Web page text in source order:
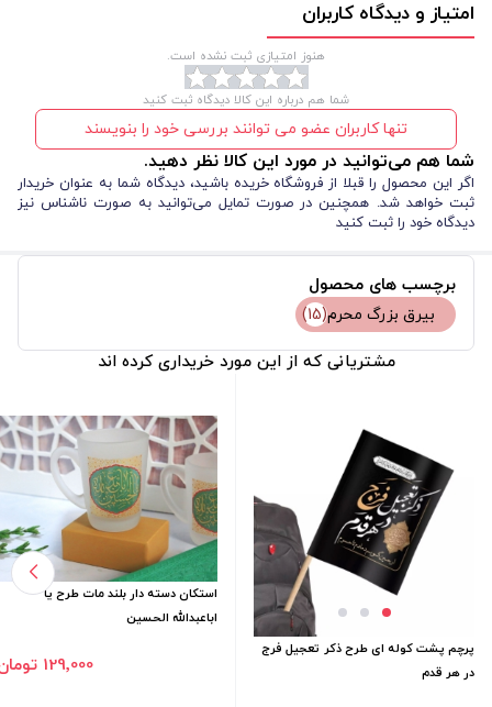
مستطیل عمودی
امتیاز و دیدگاه کاربران
هنوز امتیازی ثبت نشده است.
شما هم درباره این کالا دیدگاه ثبت کنید
تنها کاربران عضو می توانند بررسی خود را بنویسند
شما هم می‌توانید در مورد این کالا نظر دهید.
اگر این محصول را قبلا از فروشگاه خریده باشید، دیدگاه شما به عنوان خریدار
ثبت خواهد شد. همچنین در صورت تمایل می‌توانید به صورت ناشناس نیز
دیدگاه خود را ثبت کنید
برچسب های محصول
بیرق بزرگ محرم(15)
مشتریانی که از این مورد خریداری کرده اند
پرچم پشت کوله ای طرح ذکر تعجیل فرج
در هر قدم
استکان دسته دار بلند مات طرح یا
اباعبدالله الحسین
129٬000 تومان